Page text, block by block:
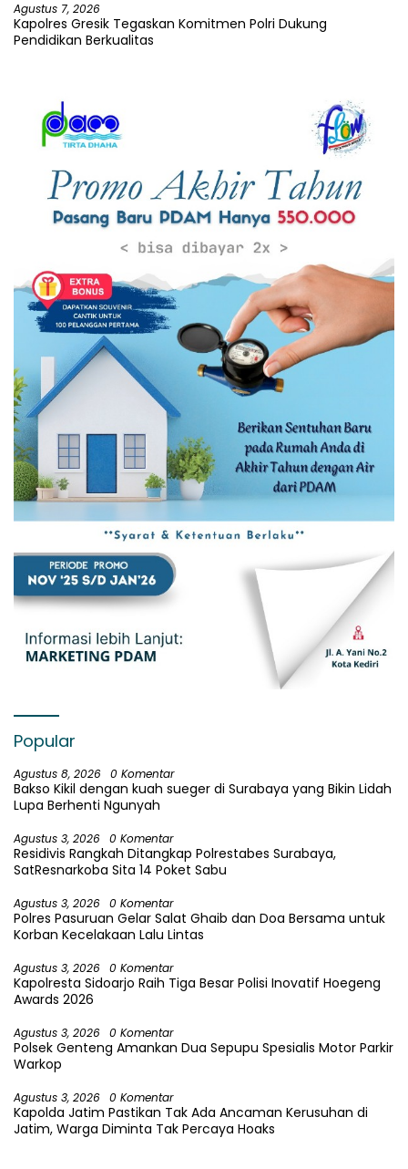
Agustus 7, 2026
Kapolres Gresik Tegaskan Komitmen Polri Dukung
Pendidikan Berkualitas
Popular
Agustus 8, 2026 0 Komentar
Bakso Kikil dengan kuah sueger di Surabaya yang Bikin Lidah
Lupa Berhenti Ngunyah
Agustus 3, 2026 0 Komentar
Residivis Rangkah Ditangkap Polrestabes Surabaya,
SatResnarkoba Sita 14 Poket Sabu
Agustus 3, 2026 0 Komentar
Polres Pasuruan Gelar Salat Ghaib dan Doa Bersama untuk
Korban Kecelakaan Lalu Lintas
Agustus 3, 2026 0 Komentar
Kapolresta Sidoarjo Raih Tiga Besar Polisi Inovatif Hoegeng
Awards 2026
Agustus 3, 2026 0 Komentar
Polsek Genteng Amankan Dua Sepupu Spesialis Motor Parkir
Warkop
Agustus 3, 2026 0 Komentar
Kapolda Jatim Pastikan Tak Ada Ancaman Kerusuhan di
Jatim, Warga Diminta Tak Percaya Hoaks